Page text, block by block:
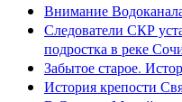
Внимание
Следователи СКР
подростка в реке
Забытое старое.
История крепости